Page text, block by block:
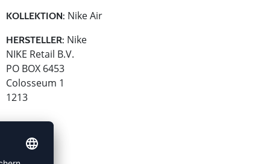
KOLLEKTION: Nike Air
HERSTELLER: Nike
NIKE Retail B.V.
PO BOX 6453
Colosseum 1
1213